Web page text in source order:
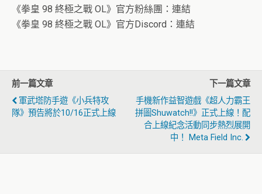
《拳皇 98 終極之戰 OL》官方粉絲團：連結
《拳皇 98 終極之戰 OL》官方Discord：連結
前一篇文章
軍武塔防手遊《小兵特攻
隊》預告將於10/16正式上線
下一篇文章
手機新作益智遊戲《超人力霸王
拼圖Shuwatch!!》正式上線！配
合上線紀念活動同步熱烈展開
中！ Meta Field Inc.